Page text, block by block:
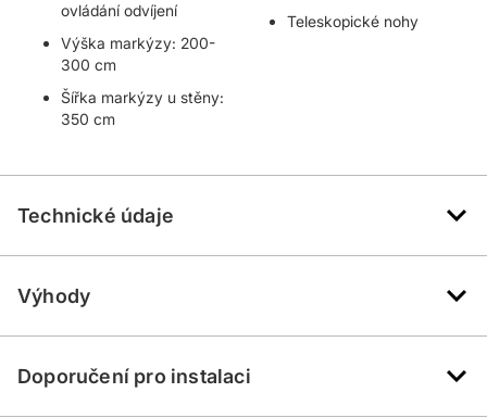
ovládání odvíjení
Výška markýzy: 200-
300 cm
Šířka markýzy u stěny:
350 cm
Teleskopické nohy
Technické údaje
Výhody
Doporučení pro instalaci